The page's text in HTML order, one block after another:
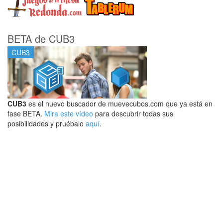
BETA de CUB3
CUB3
CUB3 es el nuevo buscador de muevecubos.com que ya está en
fase BETA. Mira este vídeo para descubrir todas sus
posibilidades y pruébalo aquí.